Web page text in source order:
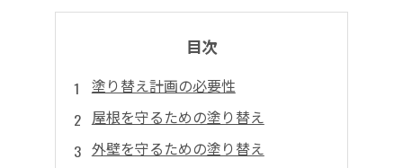
目次
塗り替え計画の必要性
屋根を守るための塗り替え
外壁を守るための塗り替え